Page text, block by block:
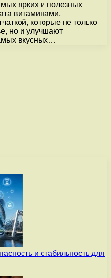
ярких и полезных
витаминами,
которые не только
но и улучшают
вкусных…
и стабильность для